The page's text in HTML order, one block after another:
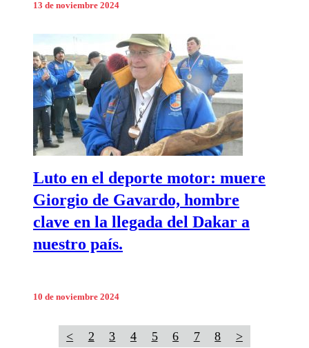
13 de noviembre 2024
Luto en el deporte motor: muere
Giorgio de Gavardo, hombre
clave en la llegada del Dakar a
nuestro país.
10 de noviembre 2024
< 2 3 4 5 6 7 8 >